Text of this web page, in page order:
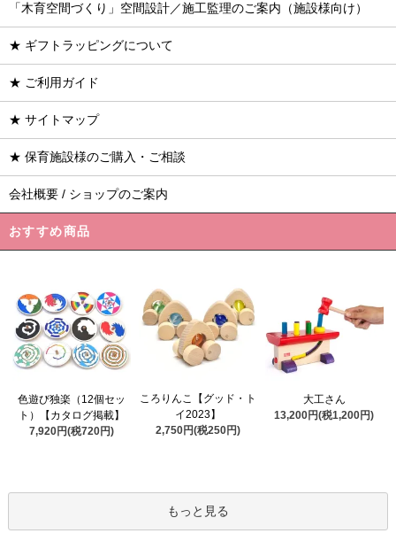
「木育空間づくり」空間設計／施工監理のご案内（施設様向け）
★ ギフトラッピングについて
★ ご利用ガイド
★ サイトマップ
★ 保育施設様のご購入・ご相談
会社概要 / ショップのご案内
おすすめ商品
色遊び独楽（12個セッ
ト）【カタログ掲載】
7,920円(税720円)
ころりんこ【グッド・ト
イ2023】
2,750円(税250円)
大工さん
13,200円(税1,200円)
もっと見る